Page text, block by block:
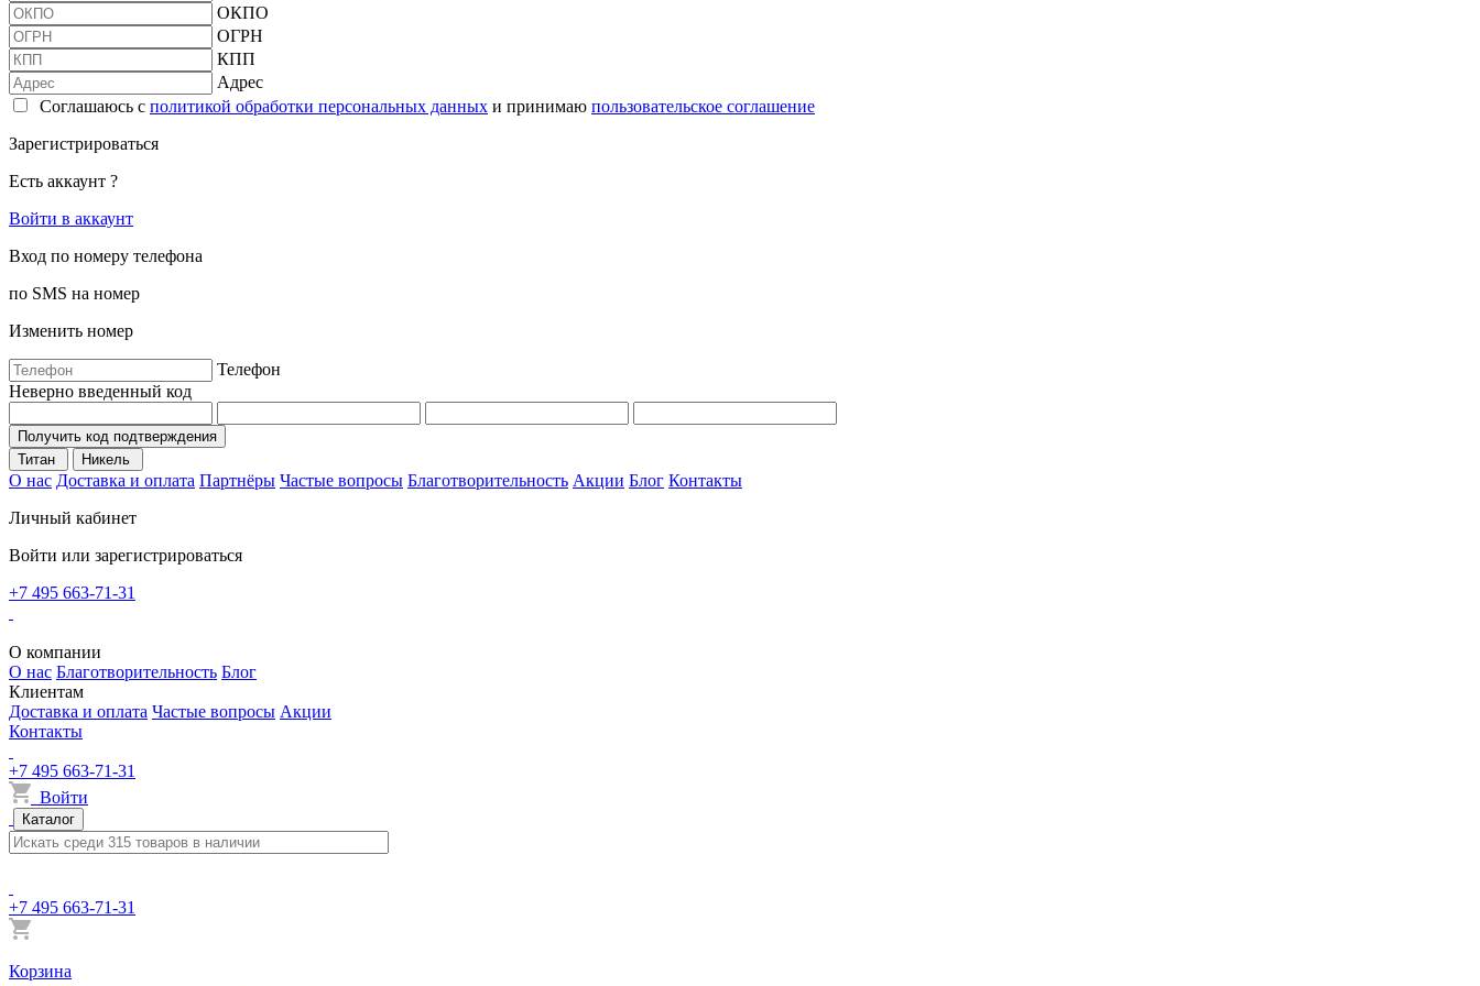
ОКПО
ОГРН
КПП
Адрес
Соглашаюсь с политикой обработки персональных данных и принимаю пользовательское соглашение
Зарегистрироваться
Есть аккаунт ?
Войти в аккаунт
Вход по номеру телефона
по SMS на номер
Изменить номер
Телефон
Неверно введенный код
Получить код подтверждения
Титан
Никель
О нас Доставка и оплата Партнёры Частые вопросы Благотворительность Акции Блог Контакты
Личный кабинет
Войти или зарегистрироваться
+7 495 663-71-31
О компании
О нас Благотворительность Блог
Клиентам
Доставка и оплата Частые вопросы Акции
Контакты
+7 495 663-71-31
Войти
Каталог
+7 495 663-71-31
Корзина